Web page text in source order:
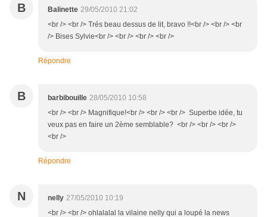
B Balinette 29/05/2010 21:02
<br /> <br /> Trés beau dessus de lit, bravo !!<br /> <br /> <br
/> Bises Sylvie<br /> <br /> <br /> <br />
Répondre
B barbibouille 28/05/2010 10:58
<br /> <br /> Magnifique!<br /> <br /> <br /> Superbe idée, tu
veux pas en faire un 2ème semblable? <br /> <br /> <br />
<br />
Répondre
N nelly 27/05/2010 10:19
<br /> <br /> ohlalalal la vilaine nelly qui a loupé la news